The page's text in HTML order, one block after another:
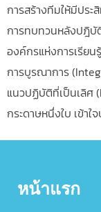
การสร้างทีมให้มีประ
การทบทวนหลังปฎิบั
องค์กรแห่งการเรีย
การบูรณาการ
แนวปฏิบัติที่เป็นเลิศ
กระดาษหนึ่งใบ เข้า
หน้าแรก